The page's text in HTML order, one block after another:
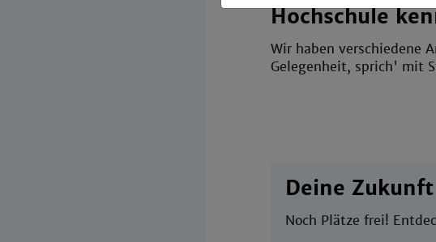
Hochschule
Wir haben verschiedene
Gelegenheit, sprich' mit
Deine
Noch Plätze frei!